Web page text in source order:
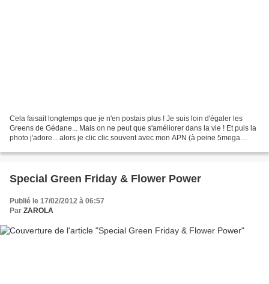
Cela faisait longtemps que je n'en postais plus ! Je suis loin d'égaler les
Greens de Gédane... Mais on ne peut que s'améliorer dans la vie ! Et puis la
photo j'adore... alors je clic clic souvent avec mon APN (à peine 5mega
Special Green Friday & Flower Power
Publié le 17/02/2012 à 06:57
Par ZAROLA